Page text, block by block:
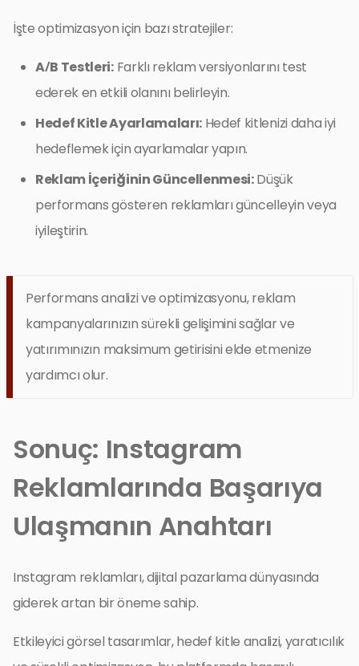
İşte optimizasyon için bazı stratejiler:
A/B Testleri:Farklı reklam versiyonlarını test
ederek en etkili olanını belirleyin.
Hedef Kitle Ayarlamaları: Hedef kitlenizi daha iyi
hedeflemek için ayarlamalar yapın.
Reklam İçeriğinin Güncellenmesi:Düşük
performans gösteren reklamları güncelleyin veya
iyileştirin.
Performans analizi ve optimizasyonu, reklam
kampanyalarınızın sürekli gelişimini sağlar ve
yatırımınızın maksimum getirisini elde etmenize
yardımcı olur.
Sonuç: Instagram
Reklamlarında Başarıya
Ulaşmanın Anahtarı
Instagram reklamları, dijital pazarlama dünyasında
giderek artan bir öneme sahip.
Etkileyici görsel tasarımlar, hedef kitle analizi, yaratıcılık